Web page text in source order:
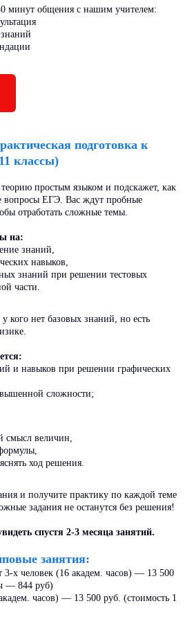
минут общения с нашим учителем:
подготовка к
классы)
теорию простым языком и подскажет, как
вопросы ЕГЭ. Вас ждут пробные
отработать сложные темы.
на:
знаний,
навыков,
знаний при решении тестовых
части.
кого нет базовых знаний, но есть
и навыков при решении графических
сложности;
смысл величин,
ход решения.
и получите практику по каждой теме
задания не останутся без решения!
спустя 2-3 месяца занятий.
занятия:
3-х человек (16 академ. часов) — 13 500
— 844 руб)
часов) — 13 500 руб. (стоимость 1
выгодно!
вычет